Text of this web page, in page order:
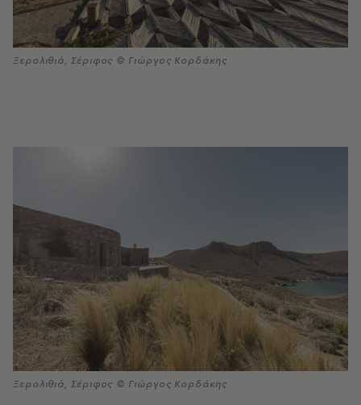
Ξερολιθιά, Σέριφος © Γιώργος Κορδάκης
Ξερολιθιά, Σέριφος © Γιώργος Κορδάκης